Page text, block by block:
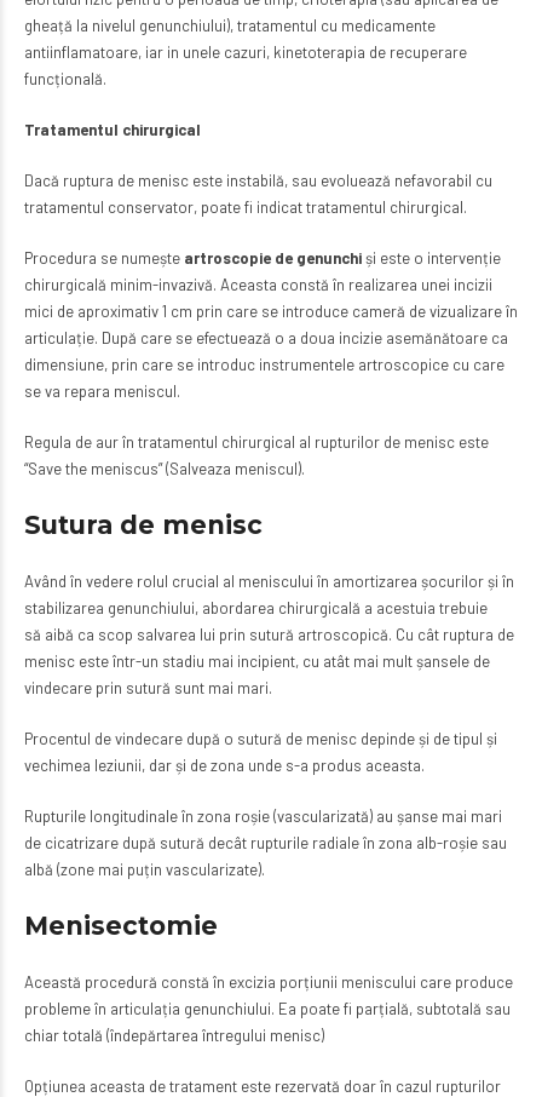
gheață la nivelul genunchiului), tratamentul cu medicamente
antiinflamatoare, iar in unele cazuri, kinetoterapia de recuperare
funcțională.
Tratamentul chirurgical
Dacă ruptura de menisc este instabilă, sau evoluează nefavorabil cu
tratamentul conservator, poate fi indicat tratamentul chirurgical.
Procedura se numește artroscopie de genunchiși este o intervenție
chirurgicală minim-invazivă. Aceasta constă în realizarea unei incizii
mici de aproximativ 1 cm prin care se introduce cameră de vizualizare în
articulație. După care se efectuează o a doua incizie asemănătoare ca
dimensiune, prin care se introduc instrumentele artroscopice cu care
se va repara meniscul.
Regula de aur în tratamentul chirurgical al rupturilor de menisc este
“Save the meniscus” (Salveaza meniscul).
Sutura de menisc
Având în vedere rolul crucial al meniscului în amortizarea șocurilor și în
stabilizarea genunchiului, abordarea chirurgicală a acestuia trebuie
să aibă ca scop salvarea lui prin sutură artroscopică. Cu cât ruptura de
menisc este într-un stadiu mai incipient, cu atât mai mult șansele de
vindecare prin sutură sunt mai mari.
Procentul de vindecare după o sutură de menisc depinde și de tipul și
vechimea leziunii, dar și de zona unde s-a produs aceasta.
Rupturile longitudinale în zona roșie (vascularizată) au șanse mai mari
de cicatrizare după sutură decât rupturile radiale în zona alb-roșie sau
albă (zone mai puțin vascularizate).
Menisectomie
Această procedură constă în excizia porțiunii meniscului care produce
probleme în articulația genunchiului. Ea poate fi parțială, subtotală sau
chiar totală (îndepărtarea întregului menisc)
Opțiunea aceasta de tratament este rezervată doar în cazul rupturilor